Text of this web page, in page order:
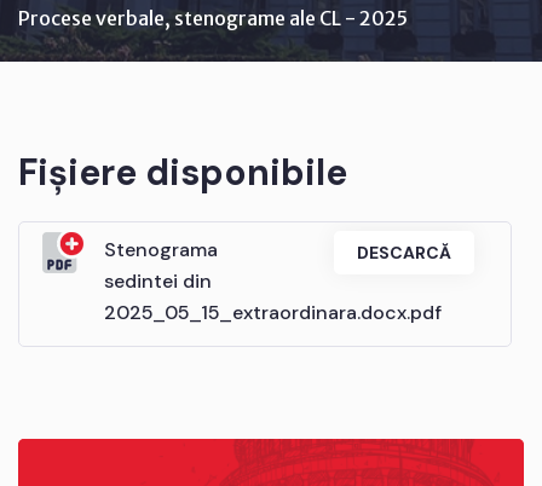
Procese verbale, stenograme ale CL - 2025
Fișiere disponibile
Stenograma
sedintei din
2025_05_15_extraordinara.docx.pdf
DESCARCĂ